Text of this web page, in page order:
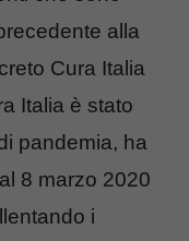
alla
Cura Italia
Italia è stato
pandemia, ha
8 marzo 2020
i